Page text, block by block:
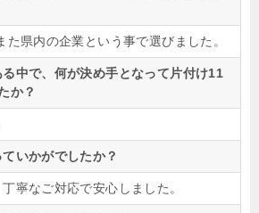
た県内の企業という事で選びました。
中で、何が決め手となって片付け11
か？
いかがでしたか？
寧なご対応で安心しました。